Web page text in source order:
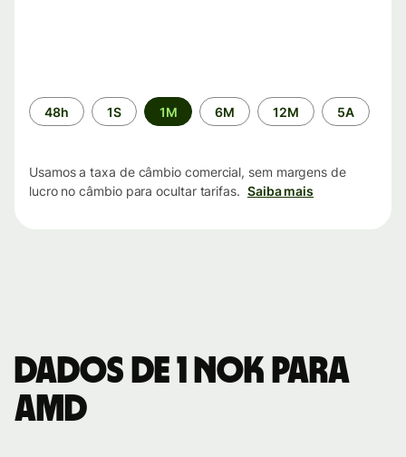
Período
de
48h 1S 1M 6M 12M 5A
Usamos a taxa de câmbio comercial, sem margens de
lucro no câmbio para ocultar tarifas. Saiba mais
Dados de 1 NOK para
AMD